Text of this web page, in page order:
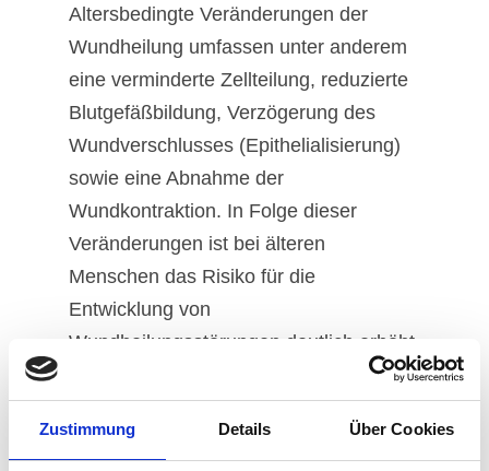
Zustimmung Details Über Cookies
Altersbedingte Veränderungen der
Wundheilung umfassen unter anderem
eine verminderte Zellteilung, reduzierte
Blutgefäßbildung, Verzögerung des
Wundverschlusses (Epithelialisierung)
sowie eine Abnahme der
Wundkontraktion. In Folge dieser
Veränderungen ist bei älteren
Menschen das Risiko für die
Entwicklung von
Wundheilungsstörungen deutlich erhöht.
Erkrankungen.
Es gibt eine Reihe von